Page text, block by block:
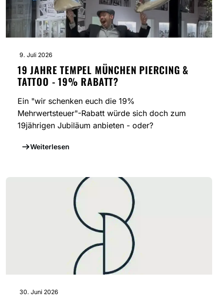
9. Juli 2026
19 JAHRE TEMPEL MÜNCHEN PIERCING &
TATTOO - 19% RABATT?
Ein "wir schenken euch die 19%
Mehrwertsteuer"-Rabatt würde sich doch zum
19jährigen Jubiläum anbieten - oder?
Weiterlesen
30. Juni 2026